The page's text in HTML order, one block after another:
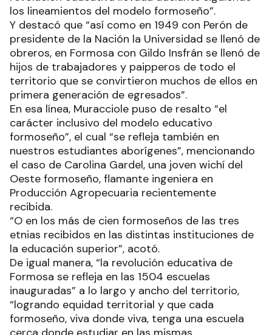
los lineamientos del modelo formoseño”.
Y destacó que “así como en 1949 con Perón de
presidente de la Nación la Universidad se llenó de
obreros, en Formosa con Gildo Insfrán se llenó de
hijos de trabajadores y paipperos de todo el
territorio que se convirtieron muchos de ellos en
primera generación de egresados”.
En esa línea, Muracciole puso de resalto “el
carácter inclusivo del modelo educativo
formoseño”, el cual “se refleja también en
nuestros estudiantes aborígenes”, mencionando
el caso de Carolina Gardel, una joven wichí del
Oeste formoseño, flamante ingeniera en
Producción Agropecuaria recientemente
recibida.
“O en los más de cien formoseños de las tres
etnias recibidos en las distintas instituciones de
la educación superior”, acotó.
De igual manera, “la revolución educativa de
Formosa se refleja en las 1504 escuelas
inauguradas” a lo largo y ancho del territorio,
“logrando equidad territorial y que cada
formoseño, viva donde viva, tenga una escuela